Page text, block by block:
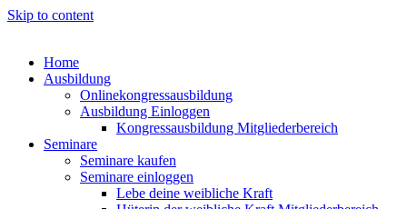
Skip to content
Home
Ausbildung
Onlinekongressausbildung
Ausbildung Einloggen
Kongressausbildung Mitgliederbereich
Seminare
Seminare kaufen
Seminare einloggen
Lebe deine weibliche Kraft